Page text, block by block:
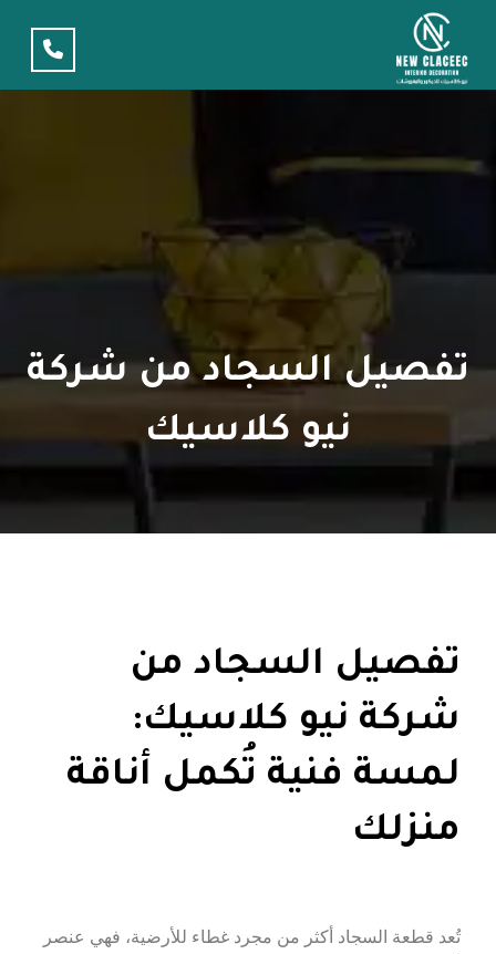
تفصيل السجاد من شركة
نيو كلاسيك
تفصيل السجاد من
شركة نيو كلاسيك:
لمسة فنية تُكمل أناقة
منزلك
تُعد قطعة السجاد أكثر من مجرد غطاء للأرضية، فهي عنصر